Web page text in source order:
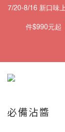
必備沾醬
7/20-8/16 新口味
件$990元起